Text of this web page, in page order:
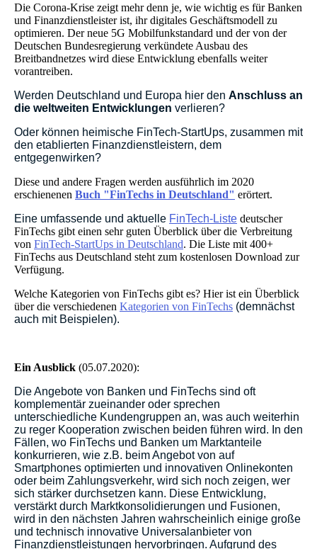
Die Corona-Krise zeigt mehr denn je, wie wichtig es für Banken
und Finanzdienstleister ist, ihr digitales Geschäftsmodell zu
optimieren. Der neue 5G Mobilfunkstandard und der von der
Deutschen Bundesregierung verkündete Ausbau des
Breitbandnetzes wird diese Entwicklung ebenfalls weiter
vorantreiben.
Werden Deutschland und Europa hier den Anschluss an
die weltweiten Entwicklungen verlieren?
Oder können heimische FinTech-StartUps, zusammen mit
den etablierten Finanzdienstleistern, dem
entgegenwirken?
Diese und andere Fragen werden ausführlich im 2020
erschienenen Buch "FinTechs in Deutschland" erörtert.
Eine umfassende und aktuelle FinTech-Liste deutscher
FinTechs gibt einen sehr guten Überblick über die Verbreitung
von FinTech-StartUps in Deutschland. Die Liste mit 400+
FinTechs aus Deutschland steht zum kostenlosen Download zur
Verfügung.
Welche Kategorien von FinTechs gibt es? Hier ist ein Überblick
über die verschiedenen Kategorien von FinTechs (demnächst
auch mit Beispielen).
Ein Ausblick (05.07.2020):
Die Angebote von Banken und FinTechs sind oft
komplementär zueinander oder sprechen
unterschiedliche Kundengruppen an, was auch weiterhin
zu reger Kooperation zwischen beiden führen wird. In den
Fällen, wo FinTechs und Banken um Marktanteile
konkurrieren, wie z.B. beim Angebot von auf
Smartphones optimierten und innovativen Onlinekonten
oder beim Zahlungsverkehr, wird sich noch zeigen, wer
sich stärker durchsetzen kann. Diese Entwicklung,
verstärkt durch Marktkonsolidierungen und Fusionen,
wird in den nächsten Jahren wahrscheinlich einige große
und technisch innovative Universalanbieter von
Finanzdienstleistungen hervorbringen. Aufgrund des